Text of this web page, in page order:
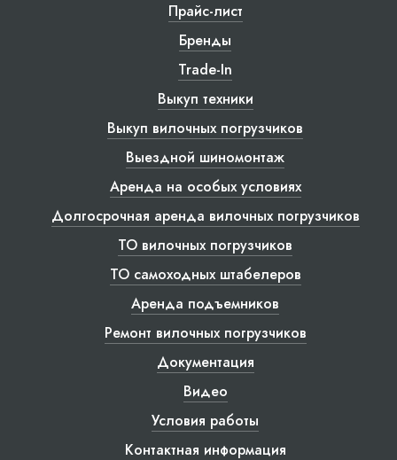
Прайс-лист
Бренды
Trade-In
Выкуп техники
Выкуп вилочных погрузчиков
Выездной шиномонтаж
Аренда на особых условиях
Долгосрочная аренда вилочных погрузчиков
ТО вилочных погрузчиков
ТО самоходных штабелеров
Аренда подъемников
Ремонт вилочных погрузчиков
Документация
Видео
Условия работы
Контактная информация